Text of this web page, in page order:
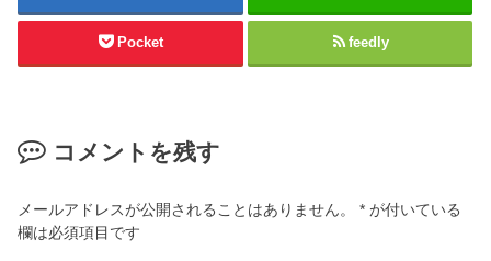
Pocket feedly
コメントを残す
メールアドレスが公開されることはありません。 * が付いている
欄は必須項目です